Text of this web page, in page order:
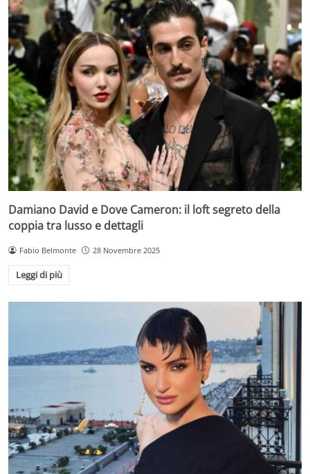
Damiano David e Dove Cameron: il loft segreto della
coppia tra lusso e dettagli
Fabio Belmonte 28 Novembre 2025
Leggi di più